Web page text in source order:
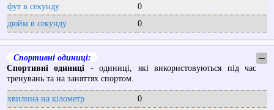
фут в секунду
0
дюйм в секунду
0
Спортивні одиниці:
─
Спортивні одиниці - одиниці, які використовуються під час
тренувань та на заняттях спортом.
хвилина на кілометр
0